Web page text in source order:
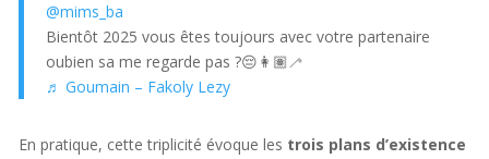
@mims_ba
Bientôt 2025 vous êtes toujours avec votre partenaire
oubien sa me regarde pas ?😔👩🏽‍🦯
♬ Goumain – Fakoly Lezy
En pratique, cette triplicité évoque les trois plans d’existence